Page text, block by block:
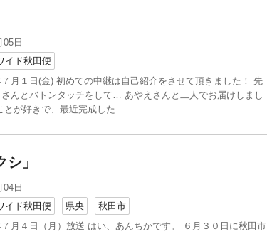
05日
イド秋田便
７月１日(金) 初めての中継は自己紹介をさせて頂きました！ 先
んとバトンタッチをして… あやえさんと二人でお届けしまし
とが好きで、最近完成した...
」
04日
イド秋田便
県央
秋田市
７月４日（月）放送 はい、あんちかです。 ６月３０日に秋田市